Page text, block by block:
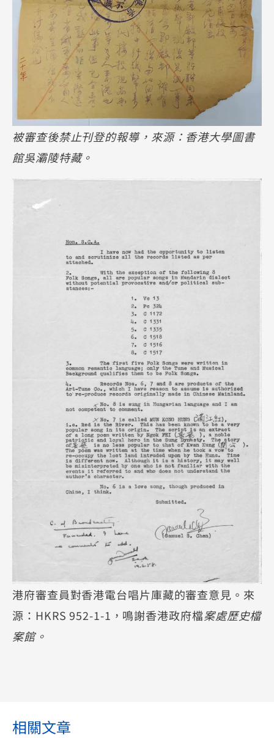
被審查後禁止刊登的報導，來源：香港大學圖書
館吳灞陵特藏。
港府審查員對香港電台唱片庫藏的審查意見。來
源：HKRS 952-1-1，鳴謝香港政府檔案處歷史檔
案館。
相關文章